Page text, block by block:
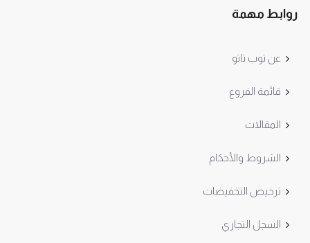
روابط مهمة
عن توب تاتو
قائمة الفروع
المقالات
الشروط والأحكام
ترخيص التخفيضات
السجل التجاري